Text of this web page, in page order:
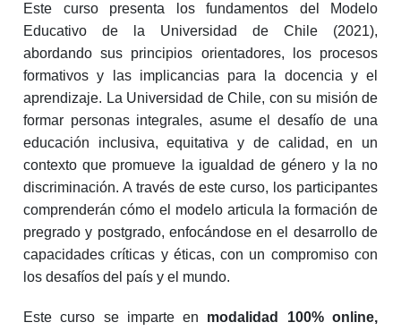
Este curso presenta los fundamentos del Modelo
Educativo de la Universidad de Chile (2021),
abordando sus principios orientadores, los procesos
formativos y las implicancias para la docencia y el
aprendizaje. La Universidad de Chile, con su misión de
formar personas integrales, asume el desafío de una
educación inclusiva, equitativa y de calidad, en un
contexto que promueve la igualdad de género y la no
discriminación. A través de este curso, los participantes
comprenderán cómo el modelo articula la formación de
pregrado y postgrado, enfocándose en el desarrollo de
capacidades críticas y éticas, con un compromiso con
los desafíos del país y el mundo.
Este curso se imparte en modalidad 100% online,